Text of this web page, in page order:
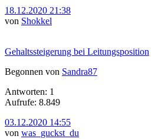
18.12.2020 21:38
von Shokkel
Gehaltssteigerung bei Leitungsposition
Begonnen von Sandra87
Antworten: 1
Aufrufe: 8.849
03.12.2020 14:55
von was_guckst_du